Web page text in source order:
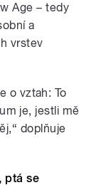
Age – tedy
a
vrstev
o vztah: To
je, jestli mě
doplňuje
ptá se